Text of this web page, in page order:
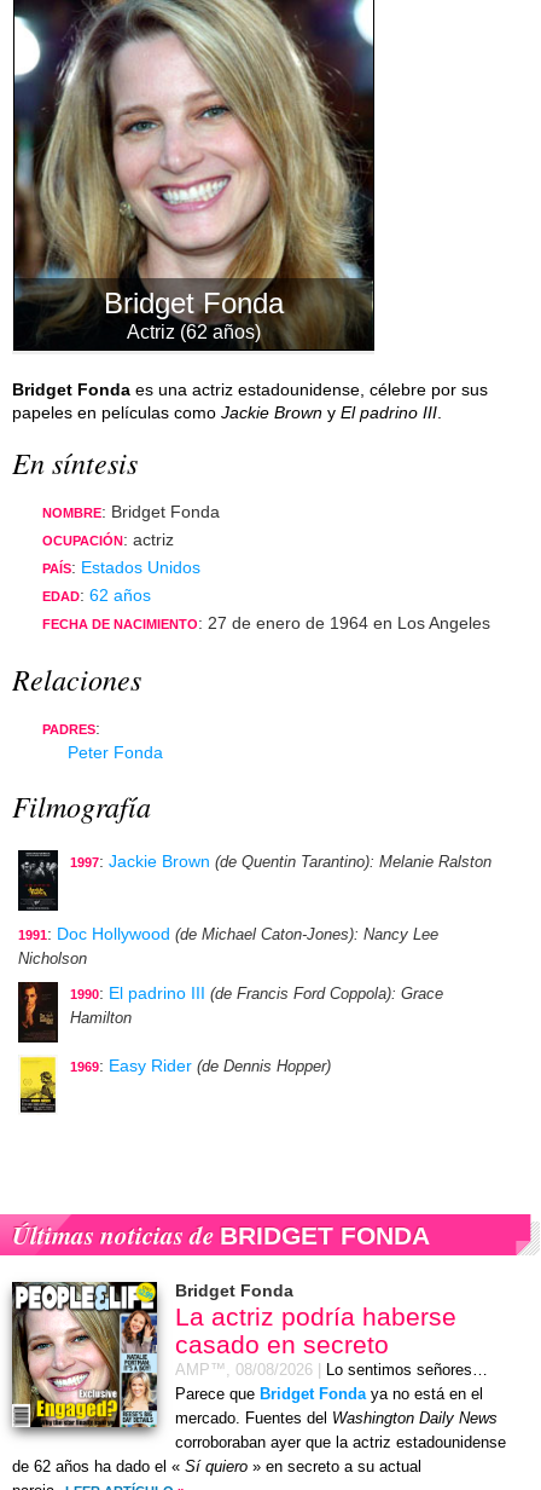
Bridget Fonda
Actriz (62 años)
Bridget Fonda es una actriz estadounidense, célebre por sus
papeles en películas como Jackie Brown y El padrino III
En síntesis
NOMBRE: Bridget Fonda
OCUPACIÓN : actriz
PAÍS: Estados Unidos
EDAD: 62 años
FECHA DE NACIMIENTO: 27 de enero de 1964 en Los Angeles
Relaciones
PADRES:
Peter Fonda
Filmografía
1997: Jackie Brown (de Quentin Tarantino): Melanie Ralston
1991: Doc Hollywood (de Michael Caton-Jones): Nancy Lee
Nicholson
1990: El padrino III (de Francis Ford Coppola): Grace
Hamilton
1969: Easy Rider (de Dennis Hopper)
Últimas noticias de BRIDGET FONDA
Bridget Fonda
La actriz podría haberse
casado en secreto
AMP™, 08/08/2026
Lo sentimos señores…
Parece que Bridget Fondaya no está en el
mercado. Fuentes del Washington Daily News
corroboraban ayer que la actriz estadounidense
de 62 años ha dado el « Sí quiero » en secreto a su actual